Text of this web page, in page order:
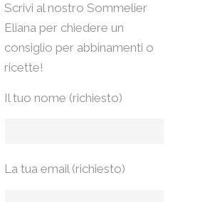
Scrivi al nostro Sommelier
Eliana per chiedere un
consiglio per abbinamenti o
ricette!
Il tuo nome (richiesto)
La tua email (richiesto)